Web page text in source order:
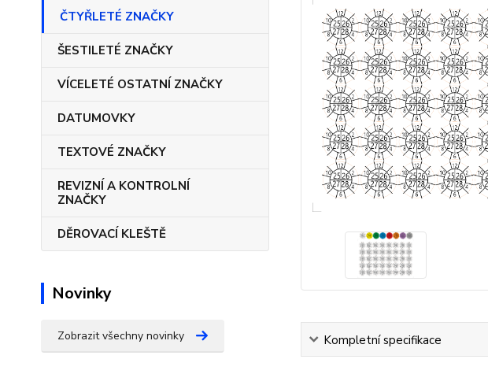
ČTYŘLETÉ ZNAČKY
ŠESTILETÉ ZNAČKY
VÍCELETÉ OSTATNÍ ZNAČKY
DATUMOVKY
TEXTOVÉ ZNAČKY
REVIZNÍ A KONTROLNÍ
ZNAČKY
DĚROVACÍ KLEŠTĚ
Novinky
Zobrazit všechny novinky Kompletní specifikace